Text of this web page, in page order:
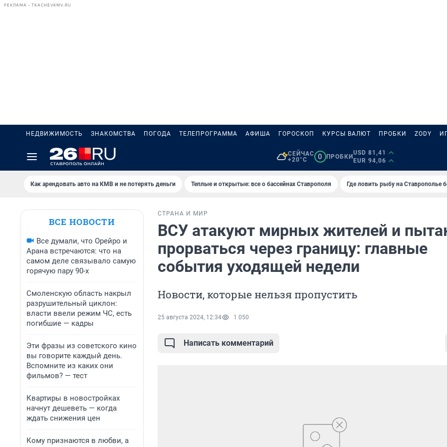
РЕКЛАМА • TKACHEVKMV.RU
НЕДВИЖИМОСТЬ ЗНАКОМСТВА ПОГОДА ТЕЛЕПРОГРАММА АФИША ГОРОСКОП КУРСЫ ВАЛЮТ ПРОБКИ ZODY
СЕЙЧАС
+20°C
0 ПРОБКИ
USD 81,41
EUR 94,06
Как арендовать авто на КМВ и не потерять деньги Теплые и открытые: все о бассейнах Ставрополя Где ловить рыбу на Ставрополье
ВСЕ НОВОСТИ
Все думали, что Орейро и
Арана встречаются: что на
самом деле связывало самую
горячую пару 90-х
Смоленскую область накрыл
разрушительный циклон:
власти ввели режим ЧС, есть
погибшие — кадры
Эти фразы из советского кино
вы говорите каждый день.
Вспомните из каких они
фильмов? — тест
Квартиры в новостройках
начнут дешеветь — когда
ждать снижения цен
Кому признаются в любви, а
СТРАНА И МИР
ВСУ атакуют мирных жителей и
прорваться через границу: главные
события уходящей недели
Новости, которые нельзя пропустить
25 августа 2024, 12:34 1 050
Написать комментарий